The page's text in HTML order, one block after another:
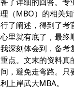
（MBO）的相关
了阐述，得到了考
里就有底了，最终
深刻体会到，备考
点。文末的资料真
，避免走弯路。只
上岸武大MBA。